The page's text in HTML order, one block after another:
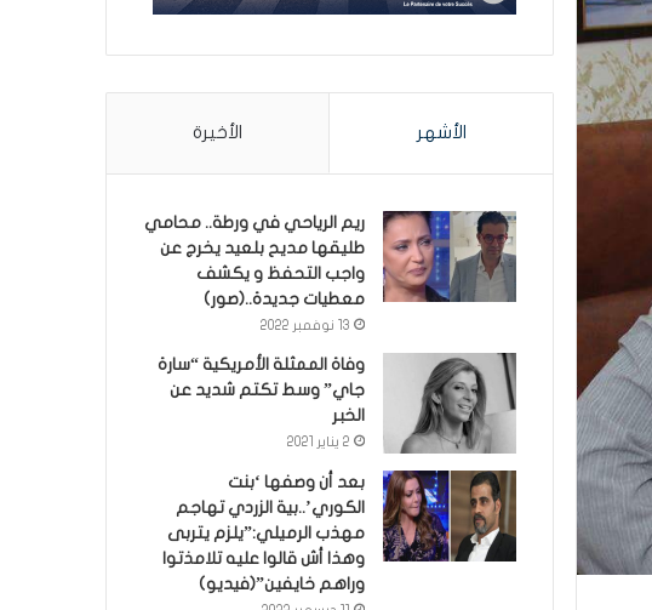
الأشهر الأخيرة
ريم الرياحي في ورطة.. محامي
طليقها مديح بلعيد يخرج عن
واجب التحفظ و يكشف
معطيات جديدة..(صور)
13 نوفمبر 2022
وفاة الممثلة الأمريكية “سارة
جاي” وسط تكتم شديد عن
الخبر
2 يناير 2021
بعد أن وصفها ‘بنت
الكوري’..بية الزردي تهاجم
مهذب الرميلي:”يلزم يتربى
وهذا أش قالوا عليه تلامذتوا
وراهم خايفين”(فيديو)